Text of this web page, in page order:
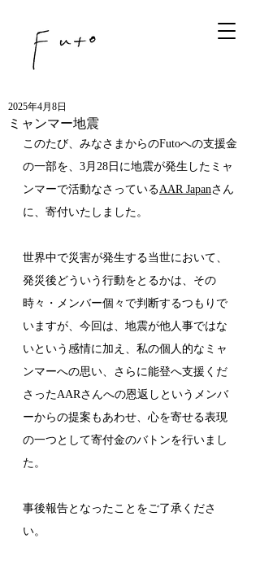
ミャンマー地震
2025年4月8日
このたび、みなさまからのFutoへの支援金
の一部を、3月28日に地震が発生したミャ
ンマーで活動なさっているAAR Japan さん
に、寄付いたしました。
世界中で災害が発生する当世において、
発災後どういう行動をとるかは、その
時々・メンバー個々で判断するつもりで
いますが、今回は、地震が他人事ではな
いという感情に加え、私の個人的なミャ
ンマーへの思い、さらに能登へ支援くだ
さったAARさんへの恩返しというメンバ
ーからの提案もあわせ、心を寄せる表現
の一つとして寄付金のバトンを行いまし
た。
事後報告となったことをご了承くださ
い。